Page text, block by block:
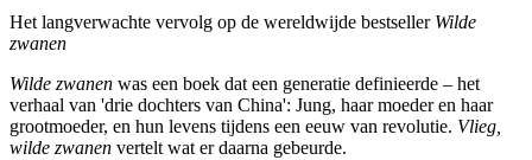
Het langverwachte vervolg op de wereldwijde bestseller Wilde
zwanen
Wilde zwanen was een boek dat een generatie definieerde – het
verhaal van 'drie dochters van China': Jung, haar moeder en haar
grootmoeder, en hun levens tijdens een eeuw van revolutie. Vlieg,
wilde zwanen vertelt wat er daarna gebeurde.